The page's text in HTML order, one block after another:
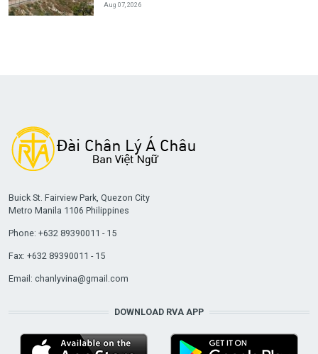
Aug 07, 2026
Buick St. Fairview Park, Quezon City
Metro Manila 1106 Philippines
Phone: +632 89390011 - 15
Fax: +632 89390011 - 15
Email: chanlyvina@gmail.com
DOWNLOAD RVA APP